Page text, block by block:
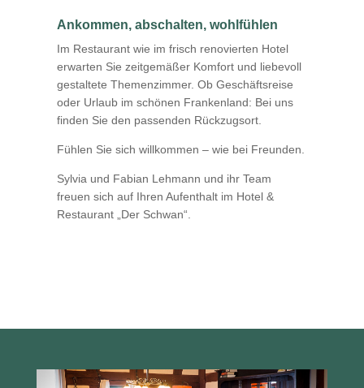
Ankommen, abschalten, wohlfühlen
Im Restaurant wie im frisch renovierten Hotel
erwarten Sie zeitgemäßer Komfort und liebevoll
gestaltete Themenzimmer. Ob Geschäftsreise
oder Urlaub im schönen Frankenland: Bei uns
finden Sie den passenden Rückzugsort.
Fühlen Sie sich willkommen – wie bei Freunden.
Sylvia und Fabian Lehmann und ihr Team
freuen sich auf Ihren Aufenthalt im Hotel &
Restaurant „Der Schwan“.